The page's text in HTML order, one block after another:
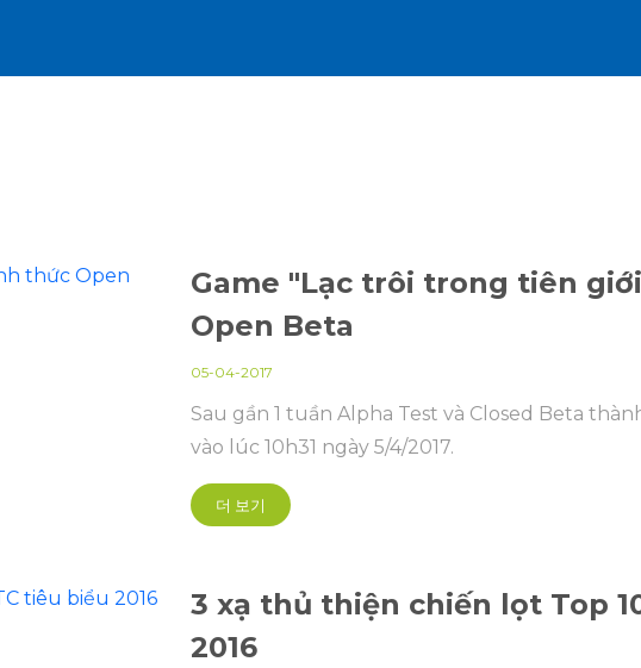
Game "Lạc trôi trong tiên
Open Beta
05-04-2017
Sau gần 1 tuần Alpha Test và Closed Beta
vào lúc 10h31 ngày 5/4/2017.
더 보기
3 xạ thủ thiện chiến lọt Top
2016